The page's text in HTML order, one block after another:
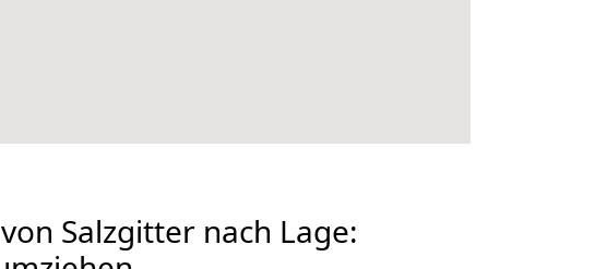
Salzgitter nach Lage: